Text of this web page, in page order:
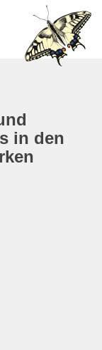
in den